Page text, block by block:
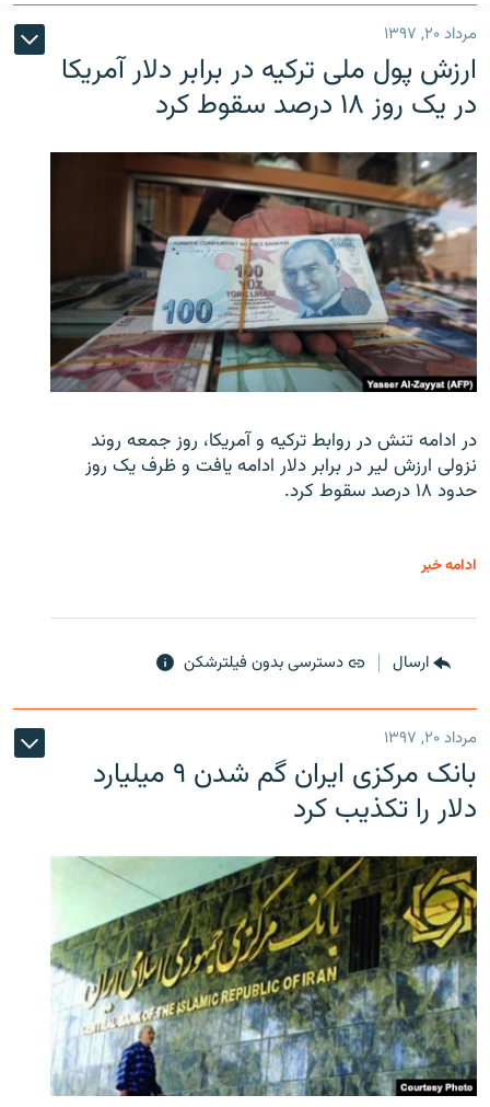
مرداد ۲۰, ۱۳۹۷
ارزش پول ملی ترکیه در برابر دلار آمریکا
در یک روز ۱۸ درصد سقوط کرد
در ادامه تنش در روابط ترکیه و آمریکا، روز جمعه روند
نزولی ارزش لیر در برابر دلار ادامه یافت و ظرف یک روز
حدود ۱۸ درصد سقوط کرد.
ادامه خبر
ارسال دسترسی بدون فیلترشکن
مرداد ۲۰, ۱۳۹۷
بانک مرکزی ایران گم شدن ۹ میلیارد
دلار را تکذیب کرد